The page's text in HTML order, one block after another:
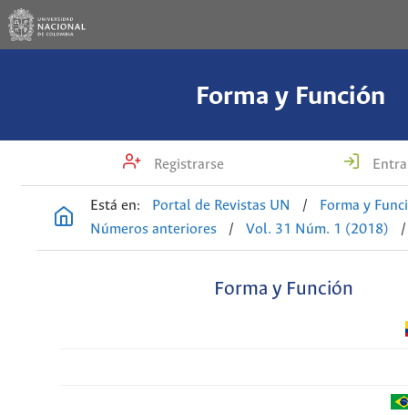
Forma y Función
Registrarse
Está en: Portal de Revistas UN /
Forma y
Números anteriores
/ Vol. 31 Núm. 1 (2018) /
Forma y Función